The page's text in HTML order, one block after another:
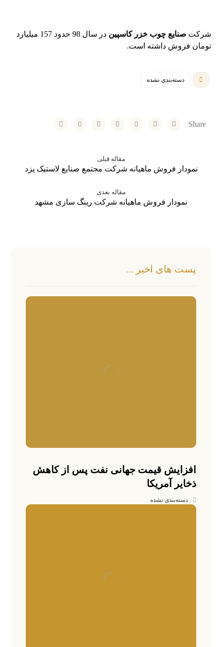
شرکت صنایع چوب خزر کاسپین
در سال 98 حدود 157 میلیارد
تومان فروش داشته است.
دسته‌بندی نشده
مقاله قبلی
نمودار فروش ماهیانه شرکت مجتمع صنایع لاستیک یزد
مقاله بعدی
نمودار فروش ماهیانه شرکت رینگ سازی مشهد
پست های اخیر ...
افزایش قیمت جهانی نفت پس از کاهش
ذخایر آمریکا
دسته‌بندی نشده